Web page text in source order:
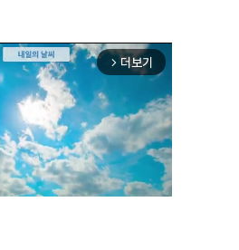
arrow_forward_ios 더보기